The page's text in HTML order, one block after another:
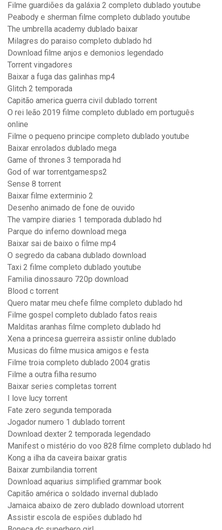
Filme guardiões da galáxia 2 completo dublado youtube
Peabody e sherman filme completo dublado youtube
The umbrella academy dublado baixar
Milagres do paraiso completo dublado hd
Download filme anjos e demonios legendado
Torrent vingadores
Baixar a fuga das galinhas mp4
Glitch 2 temporada
Capitão america guerra civil dublado torrent
O rei leão 2019 filme completo dublado em português
online
Filme o pequeno principe completo dublado youtube
Baixar enrolados dublado mega
Game of thrones 3 temporada hd
God of war torrentgamesps2
Sense 8 torrent
Baixar filme exterminio 2
Desenho animado de fone de ouvido
The vampire diaries 1 temporada dublado hd
Parque do inferno download mega
Baixar sai de baixo o filme mp4
O segredo da cabana dublado download
Taxi 2 filme completo dublado youtube
Familia dinossauro 720p download
Blood c torrent
Quero matar meu chefe filme completo dublado hd
Filme gospel completo dublado fatos reais
Malditas aranhas filme completo dublado hd
Xena a princesa guerreira assistir online dublado
Musicas do filme musica amigos e festa
Filme troia completo dublado 2004 gratis
Filme a outra filha resumo
Baixar series completas torrent
I love lucy torrent
Fate zero segunda temporada
Jogador numero 1 dublado torrent
Download dexter 2 temporada legendado
Manifest o mistério do voo 828 filme completo dublado hd
Kong a ilha da caveira baixar gratis
Baixar zumbilandia torrent
Download aquarius simplified grammar book
Capitão américa o soldado invernal dublado
Jamaica abaixo de zero dublado download utorrent
Assistir escola de espiões dublado hd